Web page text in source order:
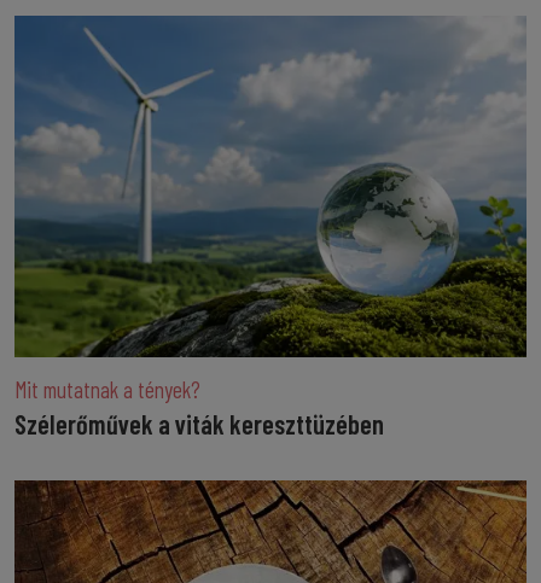
Mit mutatnak a tények?
Szélerőművek a viták kereszttüzében